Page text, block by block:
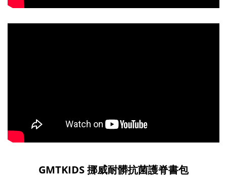
GMTKIDS 挪威耐髒抗菌護脊書包